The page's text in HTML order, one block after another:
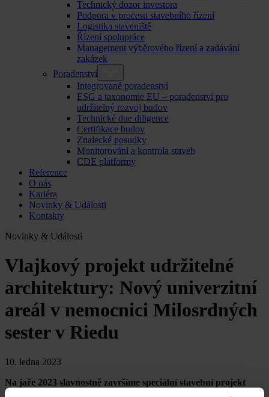
Technický dozor investora
Podpora v procesu stavebního řízení
Logistika staveniště
Řízení spolupráce
Management výběrového řízení a zadávání
zakázek
Poradenství
Integrované poradenství
ESG a taxonomie EU – poradenství pro
udržitelný rozvoj budov
Technické due diligence
Certifikace budov
Znalecké posudky
Monitorování a kontrola staveb
CDE platformy
Reference
O nás
Kariéra
Novinky & Události
Kontakty
Novinky & Události
Vlajkový projekt udržitelné
architektury: Nový univerzitní
areál v nemocnici Milosrdných
sester v Riedu
10. ledna 2023
Na jaře 2023 slavnostně završíme speciální stavební projekt
dřevostavby realizovaný ve spolupráci s nemocnicí Milosrdných